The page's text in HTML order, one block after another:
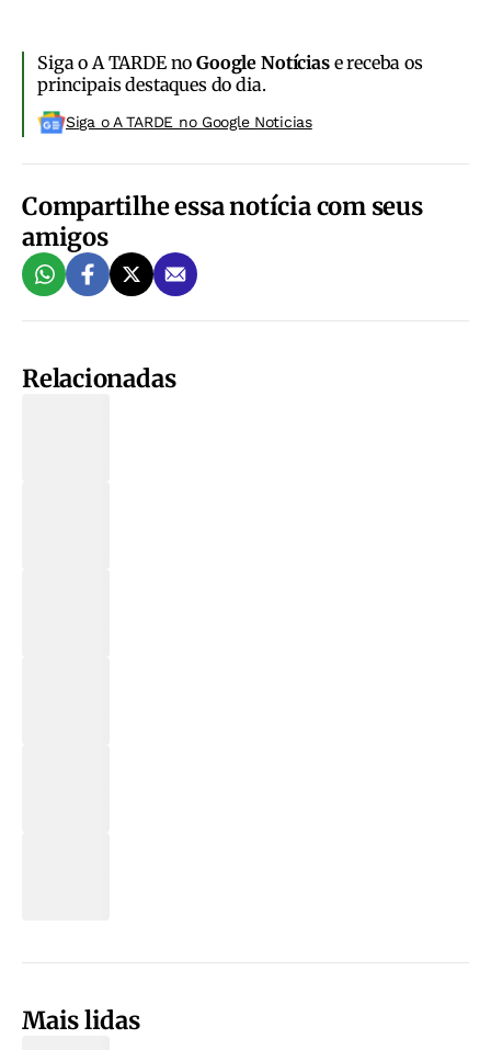
Siga o A TARDE noGoogle Notíciase receba os
principais destaques do dia.
Siga o A TARDE no Google Noticias
Compartilhe essa notícia com seus
amigos
Relacionadas
Mais lidas